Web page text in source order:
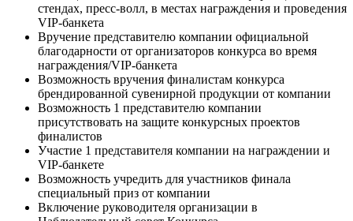
стендах, пресс-волл, в местах награждения и проведения
VIP-банкета
Вручение представителю компании официальной
благодарности от организаторов конкурса во время
награждения/VIP-банкета
Возможность вручения финалистам конкурса
брендированной сувенирной продукции от компании
Возможность 1 представителю компании
присутствовать на защите конкурсных проектов
финалистов
Участие 1 представителя компании на награждении и
VIP-банкете
Возможность учредить для участников финала
специальный приз от компании
Включение руководителя организации в